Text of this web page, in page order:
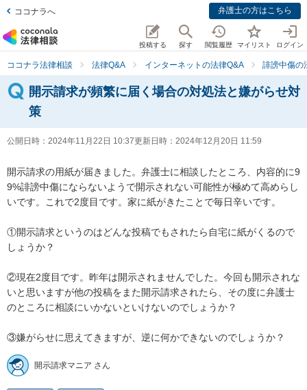
ココナラへ 弁護士の方はこちら
投稿する 探す 閲覧履歴 マイリスト ログイン
ココナラ法律相談 法律Q&A インターネットの法律Q&A 誹謗中傷の
開示請求が頻繁に届く場合の対処法と嫌がらせ対
策
公開日時： 2024年11月22日 10:37更新日時： 2024年12月20日 11:59
開示請求の用紙が届きました。弁護士に相談したところ、内容的に9
9%誹謗中傷にならないようで開示されない可能性が極めて高めらし
いです。これで2度目です。家に紙がきたことで毎日辛いです。
①開示請求というのはどんな投稿でもされたら自宅に紙がくるので
しょうか？
②現在2度目です。昨年は開示されませんでした。今回も開示されな
いと思いますが他の投稿をまた開示請求されたら、その度に弁護士
のところに相談にいかないといけないのでしょうか？
③嫌がらせに思えてきますが、逆に何かできないのでしょうか？
開示請求マニア さん